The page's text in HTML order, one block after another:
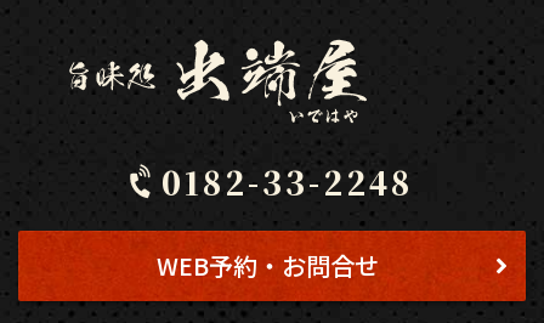
0182-33-2248
WEB予約・お問合せ